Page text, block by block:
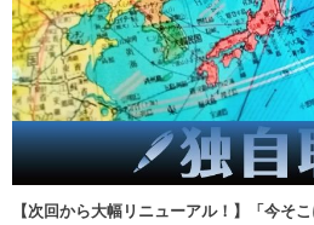
【次回から大幅リニューアル！】「今そ